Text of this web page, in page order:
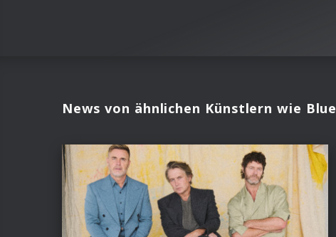
News von ähnlichen Künstlern wie Blue